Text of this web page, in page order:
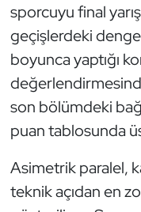
sporcuyu final
geçişlerdeki
boyunca yaptığı
son bölümdeki
puan tablosunda
Asimetrik paralel,
teknik açıdan en
Kempo
Kick Boks
Kürek
Masa Tenisi
Modern